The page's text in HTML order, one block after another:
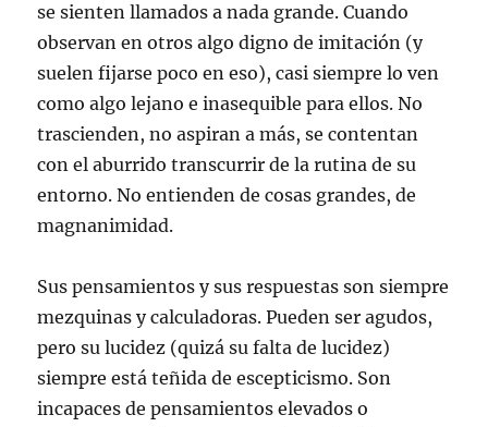
se sienten llamados a nada grande. Cuando
observan en otros algo digno de imitación (y
suelen fijarse poco en eso), casi siempre lo ven
como algo lejano e inasequible para ellos. No
trascienden, no aspiran a más, se contentan
con el aburrido transcurrir de la rutina de su
entorno. No entienden de cosas grandes, de
magnanimidad.
Sus pensamientos y sus respuestas son siempre
mezquinas y calculadoras. Pueden ser agudos,
pero su lucidez (quizá su falta de lucidez)
siempre está teñida de escepticismo. Son
incapaces de pensamientos elevados o